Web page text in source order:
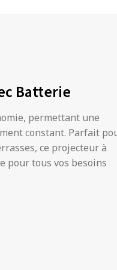
Batterie
permettant une
constant. Parfait
ce projecteur à
pour tous vos besoins